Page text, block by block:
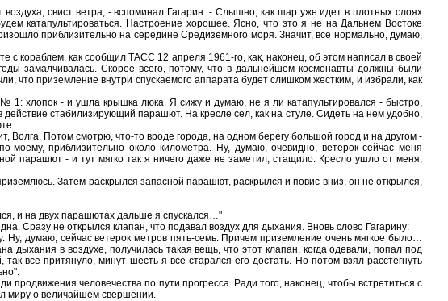
свист ветра, - вспоминал Гагарин. - Слышно, как шар уже идет в плотных слоях
катапультироваться. Настроение хорошее. Ясно, что это я не на Дальнем Востоке
приблизительно на середине Средиземного моря. Значит, все нормально, думаю,
как сообщил ТАСС 12 апреля 1961-го, как, наконец, об этом написал в своей
замалчивалась. Скорее всего, потому, что в дальнейшем космонавты должны были
что приземление внутри спускаемого аппарата будет слишком жестким, и избрали, как
хлопок - и ушла крышка люка. Я сижу и думаю, не я ли катапультировался - быстро,
стабилизирующий парашют. На кресле сел, как на стуле. Сидеть на нем удобно,
Потом смотрю, что-то вроде города, на одном берегу большой город и на другом -
моему, приблизительно около километра. Ну, думаю, очевидно, ветерок сейчас меня
парашют - и тут мягко так я ничего даже не заметил, стащило. Кресло ушло от меня,
Затем раскрылся запасной парашют, раскрылся и повис вниз, он не открылся,
и на двух парашютах дальше я спускался…"
Сразу не открылся клапан, что подавал воздух для дыхания. Вновь слово Гагарину:
думаю, сейчас ветерок метров пять-семь. Причем приземление очень мягкое было…
в воздухе, получилась такая вещь, что этот клапан, когда одевали, попал под
все притянуло, минут шесть я все старался его достать. Но потом взял расстегнуть
человечества по пути прогресса. Ради того, наконец, чтобы встретиться с
миру о величайшем свершении.